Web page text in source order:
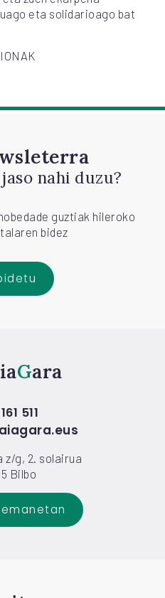
eta solidarioago bat
nahi duzu?
guztiak hileroko
bidez
Gara
511
z/g, 2. solairua
Bilbo